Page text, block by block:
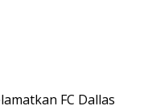
FC Dallas